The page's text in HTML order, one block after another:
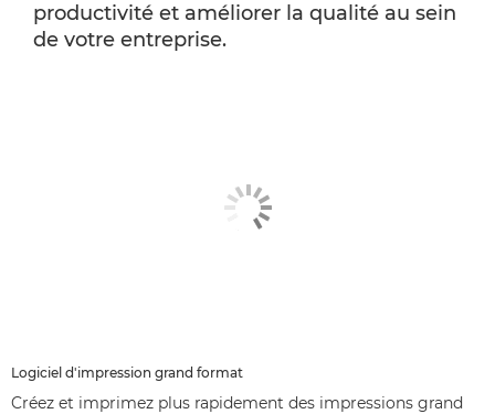
productivité et améliorer la qualité au sein
de votre entreprise.
Logiciel d'impression grand format
Créez et imprimez plus rapidement des impressions grand